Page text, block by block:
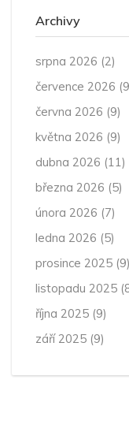
Archivy
srpna 2026 (2)
července 2026
června 2026 (9)
května 2026 (9)
dubna 2026 (11)
března 2026 (5)
února 2026 (7)
ledna 2026 (5)
prosince 2025 (9)
listopadu 2025
října 2025 (9)
září 2025 (9)